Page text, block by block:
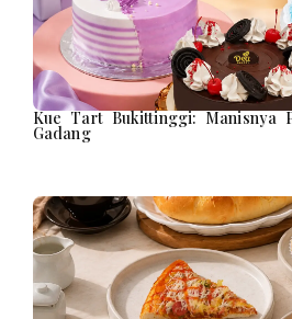
Kue Tart Bukittinggi: Manisnya
Gadang